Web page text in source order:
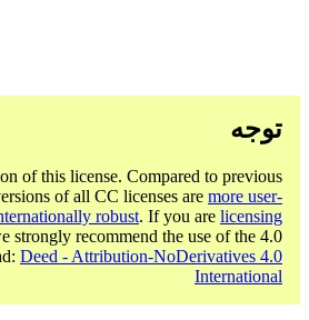
توجه
of this license. Compared to previous
of all CC licenses are more user-
robust. If you are licensing
strongly recommend the use of the 4.0
Deed - Attribution-NoDerivatives 4.0
International